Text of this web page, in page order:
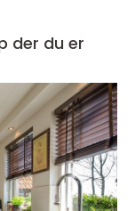
hjelp der du er